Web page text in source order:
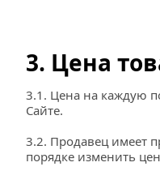
3. Цена
3.1. Цена на каждую
Сайте.
3.2. Продавец имеет
порядке изменить